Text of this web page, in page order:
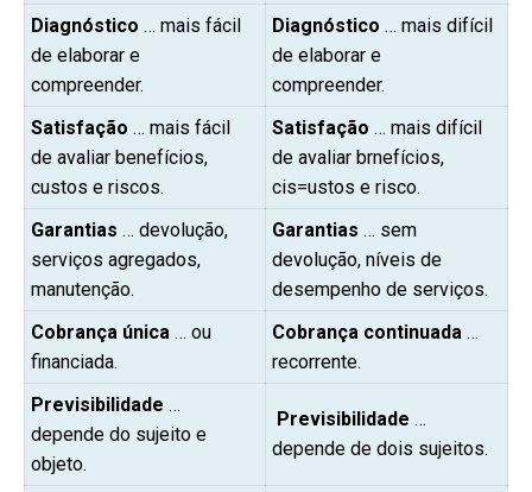
Diagnóstico … mais fácil
de elaborar e
compreender.
Diagnóstico … mais difícil
de elaborar e
compreender.
Satisfação … mais fácil
de avaliar benefícios,
custos e riscos.
Satisfação … mais difícil
de avaliar brnefícios,
cis=ustos e risco.
Garantias … devolução,
serviços agregados,
manutenção.
Garantias … sem
devolução, níveis de
desempenho de serviços.
Cobrança única … ou
financiada.
Cobrança continuada …
recorrente.
Previsibilidade …
depende do sujeito e
objeto.
Previsibilidade …
depende de dois sujeitos.